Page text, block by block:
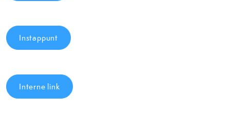
Instappunt
Interne link